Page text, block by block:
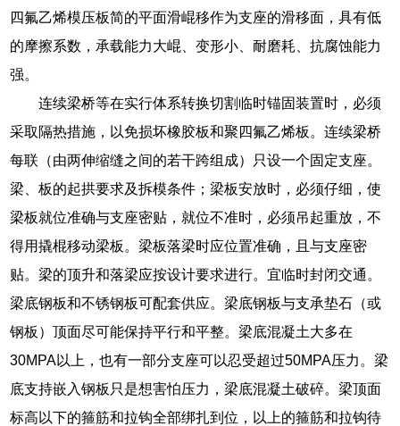
四氟乙烯模压板简的平面滑崐移作为支座的滑移面，具有低
的摩擦系数，承载能力大崐、变形小、耐磨耗、抗腐蚀能力
强。
连续梁桥等在实行体系转换切割临时锚固装置时，必须
采取隔热措施，以免损坏橡胶板和聚四氟乙烯板。连续梁桥
每联（由两伸缩缝之间的若干跨组成）只设一个固定支座。
梁、板的起拱要求及拆模条件；梁板安放时，必须仔细，使
梁板就位准确与支座密贴，就位不准时，必须吊起重放，不
得用撬棍移动梁板。梁板落梁时应位置准确，且与支座密
贴。梁的顶升和落梁应按设计要求进行。宜临时封闭交通。
梁底钢板和不锈钢板可配套供应。梁底钢板与支承垫石（或
钢板）顶面尽可能保持平行和平整。梁底混凝土大多在
30MPA以上，也有一部分支座可以忍受超过50MPA压力。梁
底支持嵌入钢板只是想害怕压力，梁底混凝土破碎。梁顶面
标高以下的箍筋和拉钩全部绑扎到位，以上的箍筋和拉钩待